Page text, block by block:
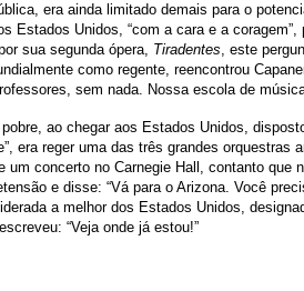
era ainda limitado demais para o
Estados Unidos, “com a cara e a
sua segunda ópera, Tiradentes, este
como regente, reencontrou
sem nada. Nossa escola de
ao chegar aos Estados Unidos,
era reger uma das três grandes
concerto no Carnegie Hall, contanto
e disse: “Vá para o Arizona. Você
a melhor dos Estados Unidos,
“Veja onde já estou!”